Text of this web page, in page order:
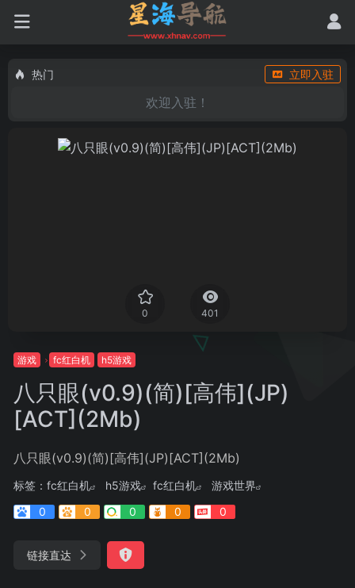
热门 立即入驻
欢迎入驻！
0 401
游戏 fc红白机 h5游戏
八只眼(v0.9)(简)[高伟](JP)
[ACT](2Mb)
八只眼(v0.9)(简)[高伟](JP)[ACT](2Mb)
标签： fc红白机 h5游戏 fc红白机
游戏世界
0
0 0 0 0
链接直达